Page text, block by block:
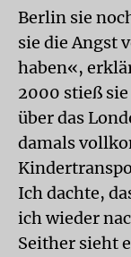
Berlin sie
sie die Angst
haben«,
2000 stieß
über das
damals
Ich dachte,
ich wieder
Seither sieht